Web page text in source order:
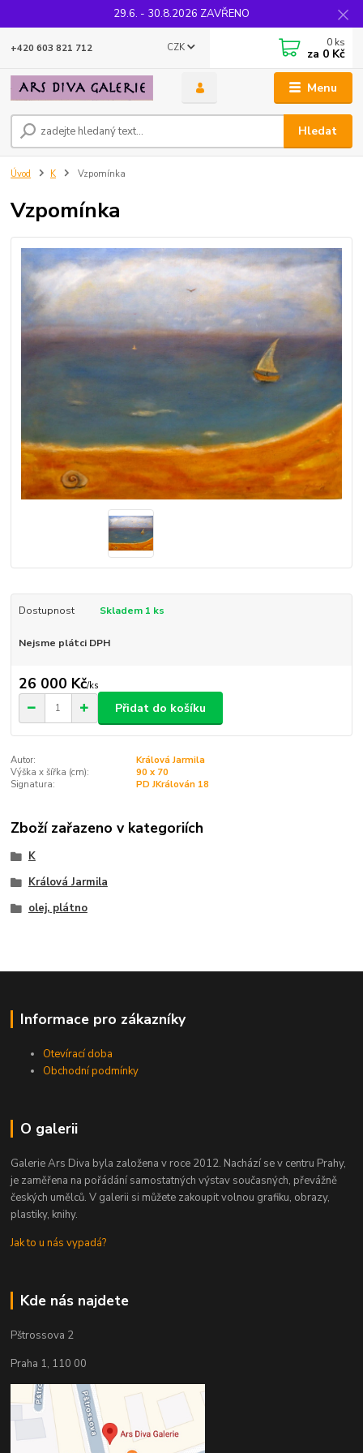
29.6. - 30.8.2026 ZAVŘENO
Menu
CZK
Hledat
+420 603 821 712 0 ks
za 0 Kč
Úvod K Vzpomínka
Vzpomínka
Dostupnost Skladem 1 ks
Nejsme plátci DPH
26 000 Kč/ks
Přidat do košíku
Autor:
Králová Jarmila
Výška x šířka (cm):
90 x 70
Signatura:
PD JKrálován 18
Zboží zařazeno v kategoriích
K
Králová Jarmila
olej, plátno
Informace pro zákazníky
Otevírací doba
Obchodní podmínky
O galerii
Galerie Ars Diva byla založena v roce 2012. Nachází se v centru Prahy,
je zaměřena na pořádání samostatných výstav současných, převážně
českých umělců. V galerii si můžete zakoupit volnou grafiku, obrazy,
plastiky, knihy.
Jak to u nás vypadá?
Kde nás najdete
Pštrossova 2
Praha 1, 110 00